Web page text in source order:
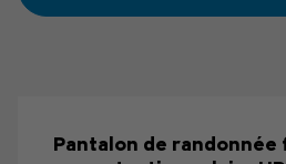
Pantalon de